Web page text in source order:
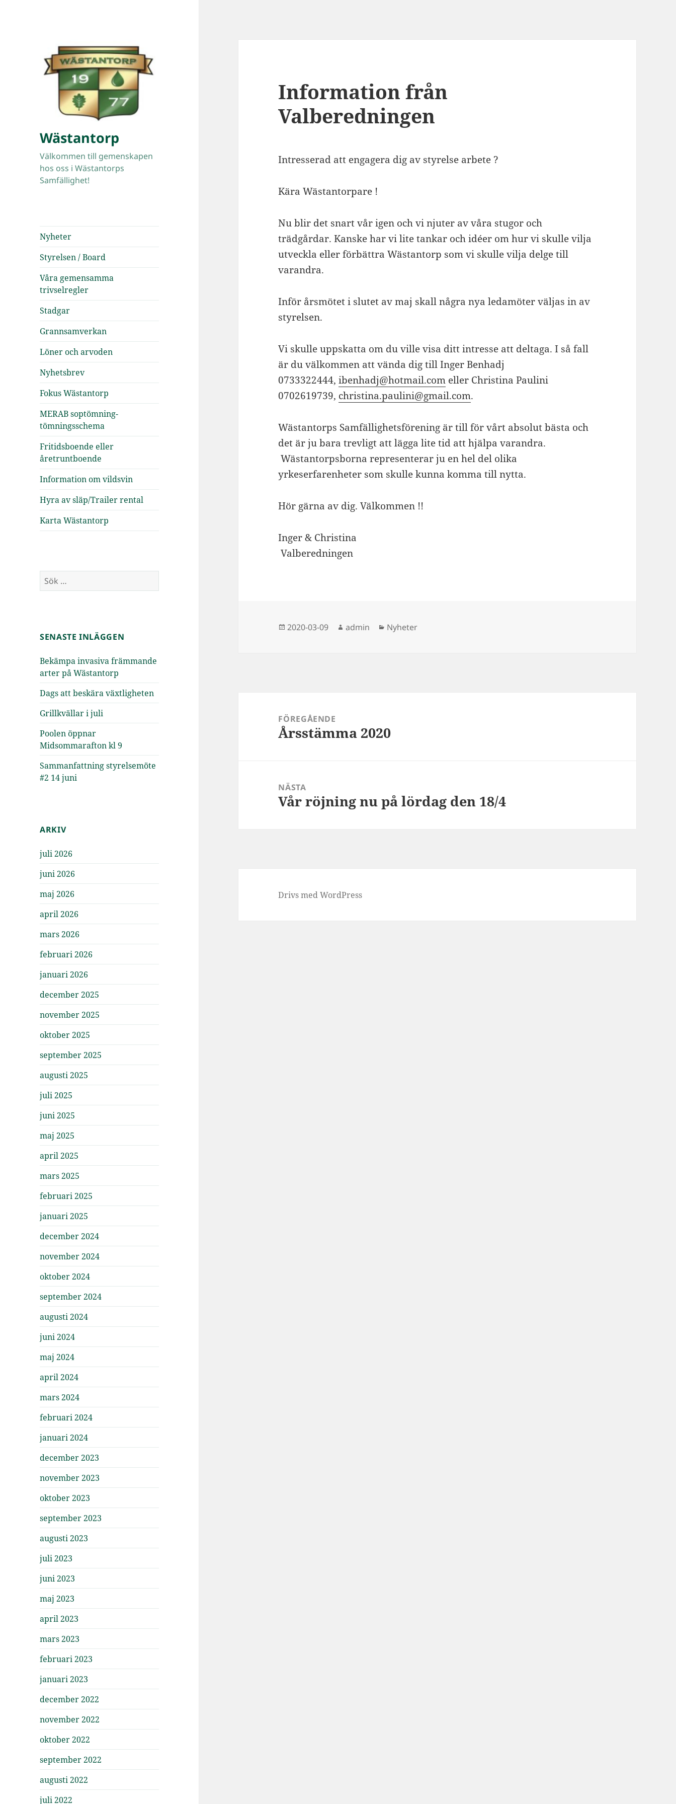
Wästantorp
Välkommen till gemenskapen
hos oss i Wästantorps
Samfällighet!
Nyheter
Styrelsen / Board
Våra gemensamma
trivselregler
Stadgar
Grannsamverkan
Löner och arvoden
Nyhetsbrev
Fokus Wästantorp
MERAB soptömning-
tömningsschema
Fritidsboende eller
åretruntboende
Information om vildsvin
Hyra av släp/Trailer rental
Karta Wästantorp
Sök
efter:
SENASTE INLÄGGEN
Bekämpa invasiva främmande
arter på Wästantorp
Dags att beskära växtligheten
Grillkvällar i juli
Poolen öppnar
Midsommarafton kl 9
Sammanfattning styrelsemöte
#2 14 juni
ARKIV
juli 2026
juni 2026
maj 2026
april 2026
mars 2026
februari 2026
januari 2026
december 2025
november 2025
oktober 2025
september 2025
augusti 2025
juli 2025
juni 2025
maj 2025
april 2025
mars 2025
februari 2025
januari 2025
december 2024
november 2024
oktober 2024
september 2024
augusti 2024
juni 2024
maj 2024
april 2024
mars 2024
februari 2024
januari 2024
december 2023
november 2023
oktober 2023
september 2023
augusti 2023
juli 2023
juni 2023
maj 2023
april 2023
mars 2023
februari 2023
januari 2023
december 2022
november 2022
oktober 2022
september 2022
augusti 2022
juli 2022
Information från
Valberedningen
Intresserad att engagera dig av styrelse arbete ?
Kära Wästantorpare !
Nu blir det snart vår igen och vi njuter av våra stugor och
trädgårdar. Kanske har vi lite tankar och idéer om hur vi skulle vilja
utveckla eller förbättra Wästantorp som vi skulle vilja delge till
varandra.
Inför årsmötet i slutet av maj skall några nya ledamöter väljas in av
styrelsen.
Vi skulle uppskatta om du ville visa ditt intresse att deltaga. I så fall
är du välkommen att vända dig till Inger Benhadj
0733322444,ibenhadj@hotmail.com eller Christina Paulini
0702619739, christina.paulini@gmail.com.
Wästantorps Samfällighetsförening är till för vårt absolut bästa och
det är ju bara trevligt att lägga lite tid att hjälpa varandra.
Wästantorpsborna representerar ju en hel del olika
yrkeserfarenheter som skulle kunna komma till nytta.
Hör gärna av dig. Välkommen !!
Inger & Christina
Valberedningen
Postat
2020-03-09 Författare
admin Kategorier
Nyheter
FÖREGÅENDE
Föregående
Årsstämma 2020
NÄSTA
Nästa
Vår röjning nu på lördag den 18/4
Drivs med WordPress